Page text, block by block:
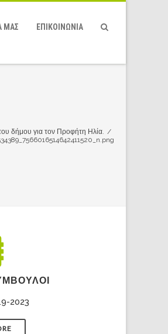
ΜΑΣ ΕΠΙΚΟΙΝΩΝΙΑ
δήμου για τον Προφήτη Ηλία. /
2023